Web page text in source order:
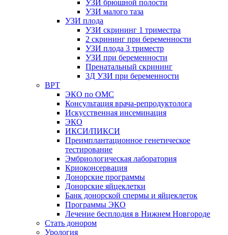
УЗИ брюшной полости
УЗИ малого таза
УЗИ плода
УЗИ скрининг 1 триместра
2 скрининг при беременности
УЗИ плода 3 триместр
УЗИ при беременности
Пренатальный скрининг
3Д УЗИ при беременности
ВРТ
ЭКО по ОМС
Консультация врача-репродуктолога
Искусственная инсеминация
ЭКО
ИКСИ/ПИКСИ
Преимплантационное генетическое
тестирование
Эмбриологическая лаборатория
Криоконсервация
Донорские программы
Донорские яйцеклетки
Банк донорской спермы и яйцеклеток
Программы ЭКО
Лечение бесплодия в Нижнем Новгороде
Стать донором
Урология